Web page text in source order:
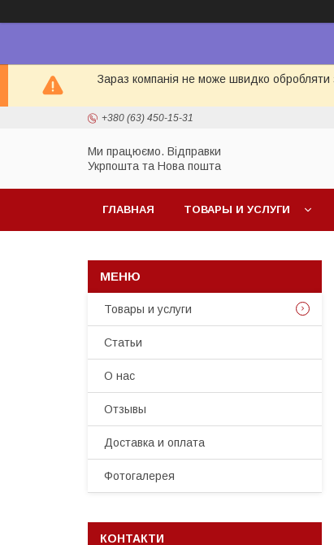
Зараз компанія не може швидко обробляти
+380 (63) 450-15-31
Ми працюємо. Відправки
Укрпошта та Нова пошта
ГЛАВНАЯ ТОВАРЫ И УСЛУГИ
Товары и услуги
Статьи
О нас
Отзывы
Доставка и оплата
Фотогалерея
КОНТАКТИ